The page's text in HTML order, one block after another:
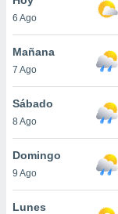
en
más
nuestra
de
6 Ago
Mañana
7 Ago
Sábado
8 Ago
Domingo
9 Ago
Lunes